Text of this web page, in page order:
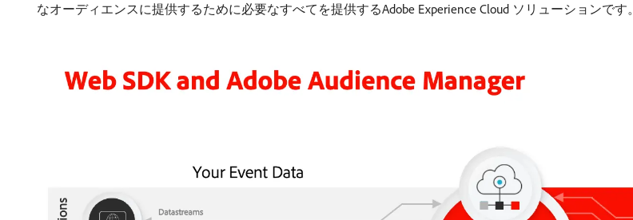
なオーディエンスに提供するために必要なすべてを提供するAdobe Experience Cloud ソリューションです。